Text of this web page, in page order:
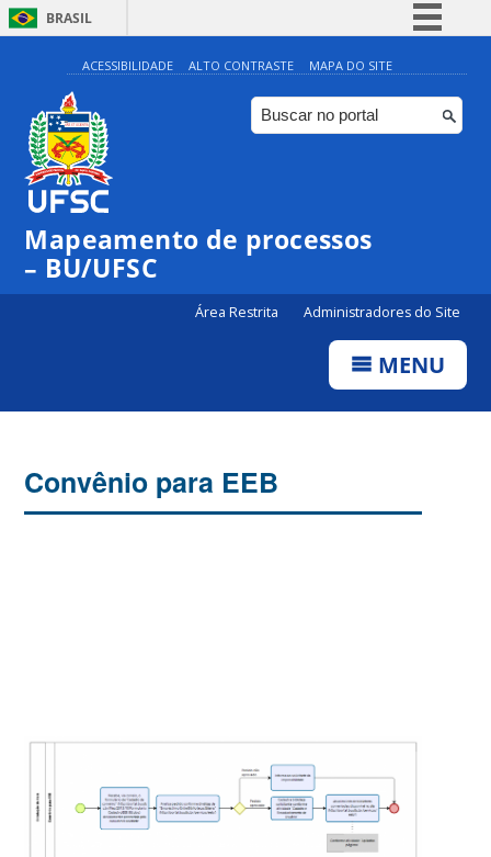
BRASIL
Simplifique!
Comunica BR
Participe
Canais
ACESSIBILIDADE ALTO CONTRASTE MAPA DO SITE
Mapeamento de processos
– BU/UFSC
Área Restrita Administradores do Site
MENU
Convênio para EEB